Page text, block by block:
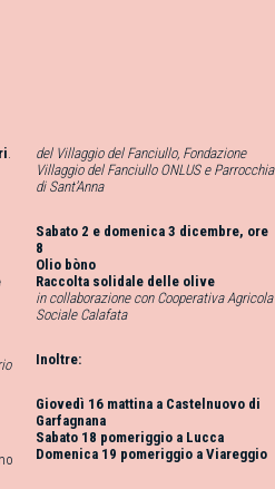
.
del Villaggio del Fanciullo, Fondazione
Villaggio del Fanciullo ONLUS e Parrocchia
di Sant’Anna
Sabato 2 e domenica 3 dicembre, ore
8
Olio bòno
Raccolta solidale delle olive
in collaborazione con Cooperativa Agricola
Sociale Calafata
Inoltre:
Giovedì 16 mattina a Castelnuovo di
Garfagnana
Sabato 18 pomeriggio a Lucca
Domenica 19 pomeriggio a Viareggio